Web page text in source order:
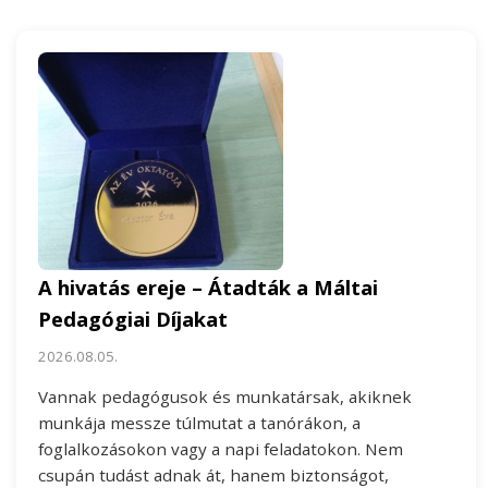
A hivatás ereje – Átadták a Máltai
Pedagógiai Díjakat
2026.08.05.
Vannak pedagógusok és munkatársak, akiknek
munkája messze túlmutat a tanórákon, a
foglalkozásokon vagy a napi feladatokon. Nem
csupán tudást adnak át, hanem biztonságot,